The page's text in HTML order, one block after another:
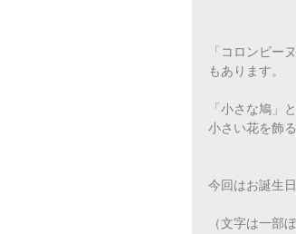
「コロンビー
もあります。
「小さな鳩」
小さい花を飾
今回はお誕生
（文字は一部